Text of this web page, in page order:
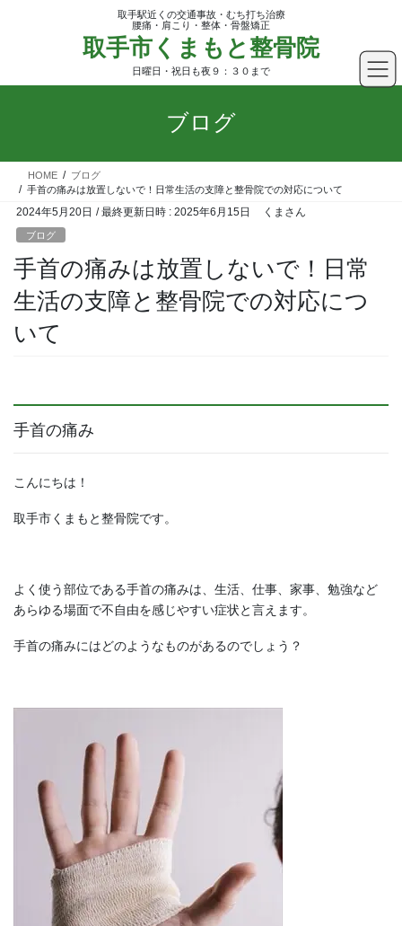
ツ
ッ
シ
移
取手駅近くの交通事故・むち打ち治療
腰痛・肩こり・整体・骨盤矯正
取手市くまもと整骨院
日曜日・祝日も夜９：３０まで
ブログ
HOME
ブログ
手首の痛みは放置しないで！日常生活の支障と整骨院での対応について
2024年5月20日 / 最終更新日時 : 2025年6月15日 くまさん
ブログ
手首の痛みは放置しないで！日常
生活の支障と整骨院での対応につ
いて
手首の痛み
こんにちは！
取手市くまもと整骨院です。
よく使う部位である手首の痛みは、生活、仕事、家事、勉強など
あらゆる場面で不自由を感じやすい症状と言えます。
手首の痛みにはどのようなものがあるのでしょう？